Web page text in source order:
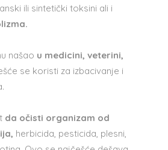
ili sintetički toksini ali i
našao u medicini, veterini,
se koristi za izbacivanje i
da očisti organizam od
herbicida, pesticida, plesni,